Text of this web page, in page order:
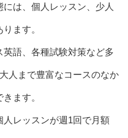
は、個人レッスン、少人
ます。
語、各種試験対策など多
人まで豊富なコースのなか
ます。
レッスンが週1回で月額